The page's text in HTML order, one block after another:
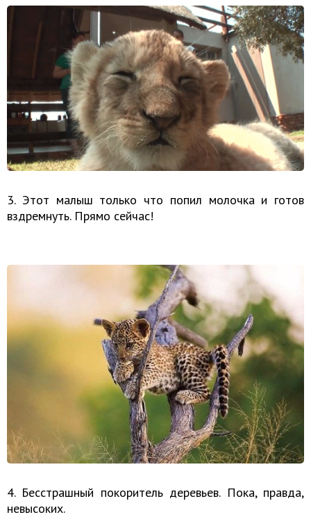
3. Этот малыш только что попил молочка и готов
вздремнуть. Прямо сейчас!
4. Бесстрашный покоритель деревьев. Пока, правда,
невысоких.